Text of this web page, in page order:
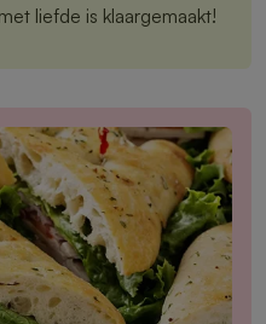
liefde is klaargemaakt!